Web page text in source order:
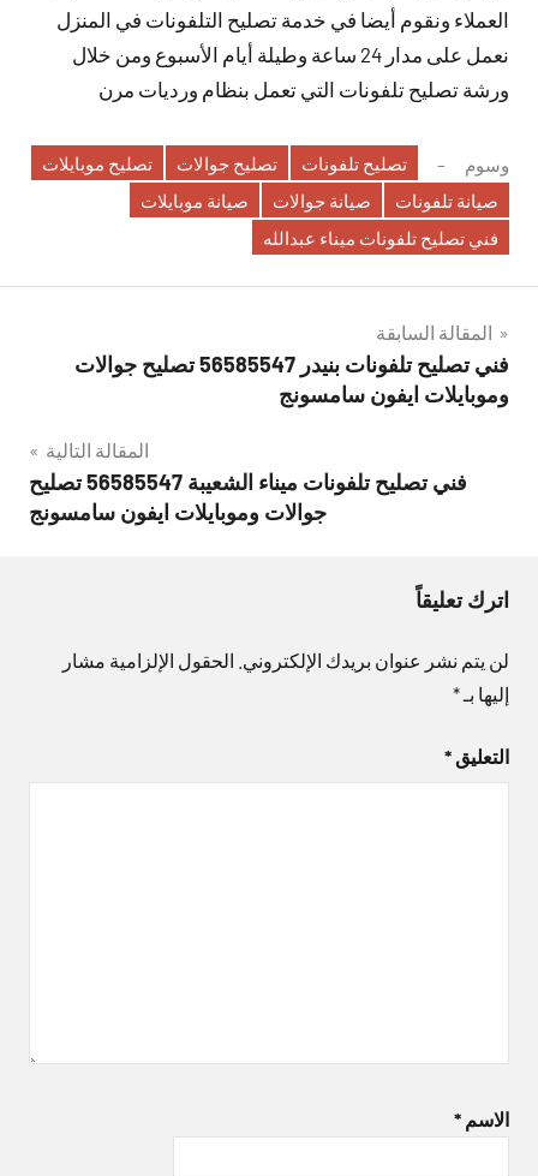
العملاء ونقوم أيضا في خدمة تصليح التلفونات في المنزل
نعمل على مدار 24 ساعة وطيلة أيام الأسبوع ومن خلال
ورشة تصليح تلفونات التي تعمل بنظام ورديات مرن
وسوم تصليح تلفونات تصليح جوالات
تصليح موبايلات
صيانة تلفونات
صيانة جوالات
صيانة موبايلات
فني تصليح تلفونات ميناء عبدالله
تصفّح
المقالات
المقالة السابقة
فني تصليح تلفونات بنيدر 56585547 تصليح جوالات
وموبايلات ايفون سامسونج
المقالة التالية
فني تصليح تلفونات ميناء الشعيبة 56585547 تصليح
جوالات وموبايلات ايفون سامسونج
اترك تعليقاً
لن يتم نشر عنوان بريدك الإلكتروني. الحقول الإلزامية مشار
إليها بـ*
التعليق *
الاسم *